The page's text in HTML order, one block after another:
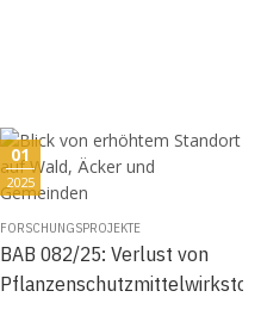
01
2025
FORSCHUNGSPROJEKTE
BAB 082/25: Verlust von